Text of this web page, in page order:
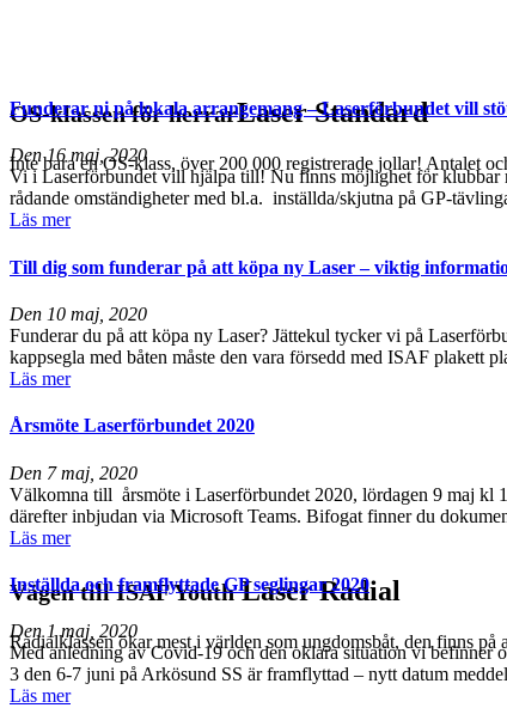
OS-klassen för herrarLaser Standard
Inte bara en OS-klass, över 200 000 registrerade jollar! Antalet
Vägen till ISAF YouthLaser Radial
Radialklassen ökar mest i världen som ungdomsbåt, den finns
Funderar ni på lokala arrangemang – Laserförbundet vill
Den16 maj, 2020
Vi i Laserförbundet vill hjälpa till! Nu finns möjlighet för klubbar
rådande omständigheter med bl.a. inställda/skjutna på GP-
Läs mer
Till dig som funderar på att köpa ny Laser – viktig
Den 10 maj, 2020
Funderar du på att köpa ny Laser? Jättekul tycker vi på
kappsegla med båten måste den vara försedd med ISAF plakett
Läs mer
Årsmöte Laserförbundet 2020
Den 7 maj, 2020
Välkomna till årsmöte i Laserförbundet 2020, lördagen 9 maj kl
därefter inbjudan via Microsoft Teams. Bifogat finner du
Läs mer
Inställda och framflyttade GP seglingar 2020
Den 1 maj, 2020
Med anledning av Covid-19 och den oklara situation vi befinner
3 den 6-7 juni på Arkösund SS är framflyttad – nytt datum
Läs mer